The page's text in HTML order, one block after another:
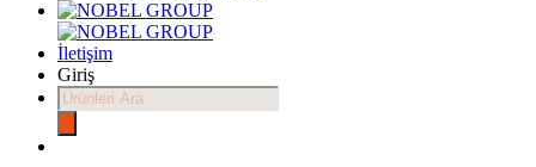
İletişim
Giriş
Products
search